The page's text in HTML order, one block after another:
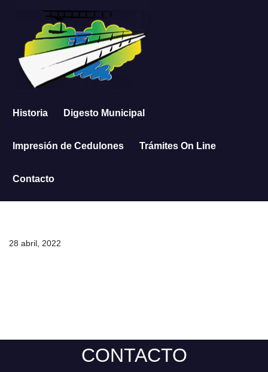
contenido
Historia Digesto Municipal
Impresión de Cedulones Trámites On Line
Contacto
28 abril, 2022
CONTACTO